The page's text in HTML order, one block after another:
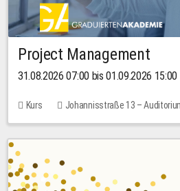
Project Management
31.08.2026 07:00 bis 01.09.2026 15:00
Kurs
Johannisstraße 13 –
Keine freien Plätze
30,00 EUR